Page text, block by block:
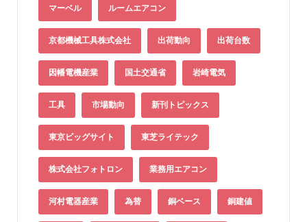
マーベル ルームエアコン
京都機械工具株式会社 出荷動向 出荷台数
因幡電機産業 国土交通省 岩崎電気
工具 市場動向 新刊トピックス
東京ビッグサイト 東芝ライテック
株式会社フォトロン 業務用エアコン
河村電器産業 為替 銅ベース 銅建値